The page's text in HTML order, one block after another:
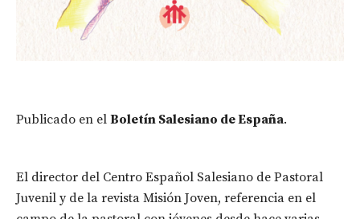
Publicado en el Boletín Salesiano de España.
El director del Centro Español Salesiano de Pastoral
Juvenil y de la revista Misión Joven, referencia en el